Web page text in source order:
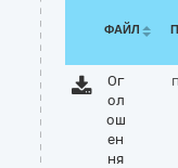
ФАЙЛ
Ог
ол
ош
ен
ня